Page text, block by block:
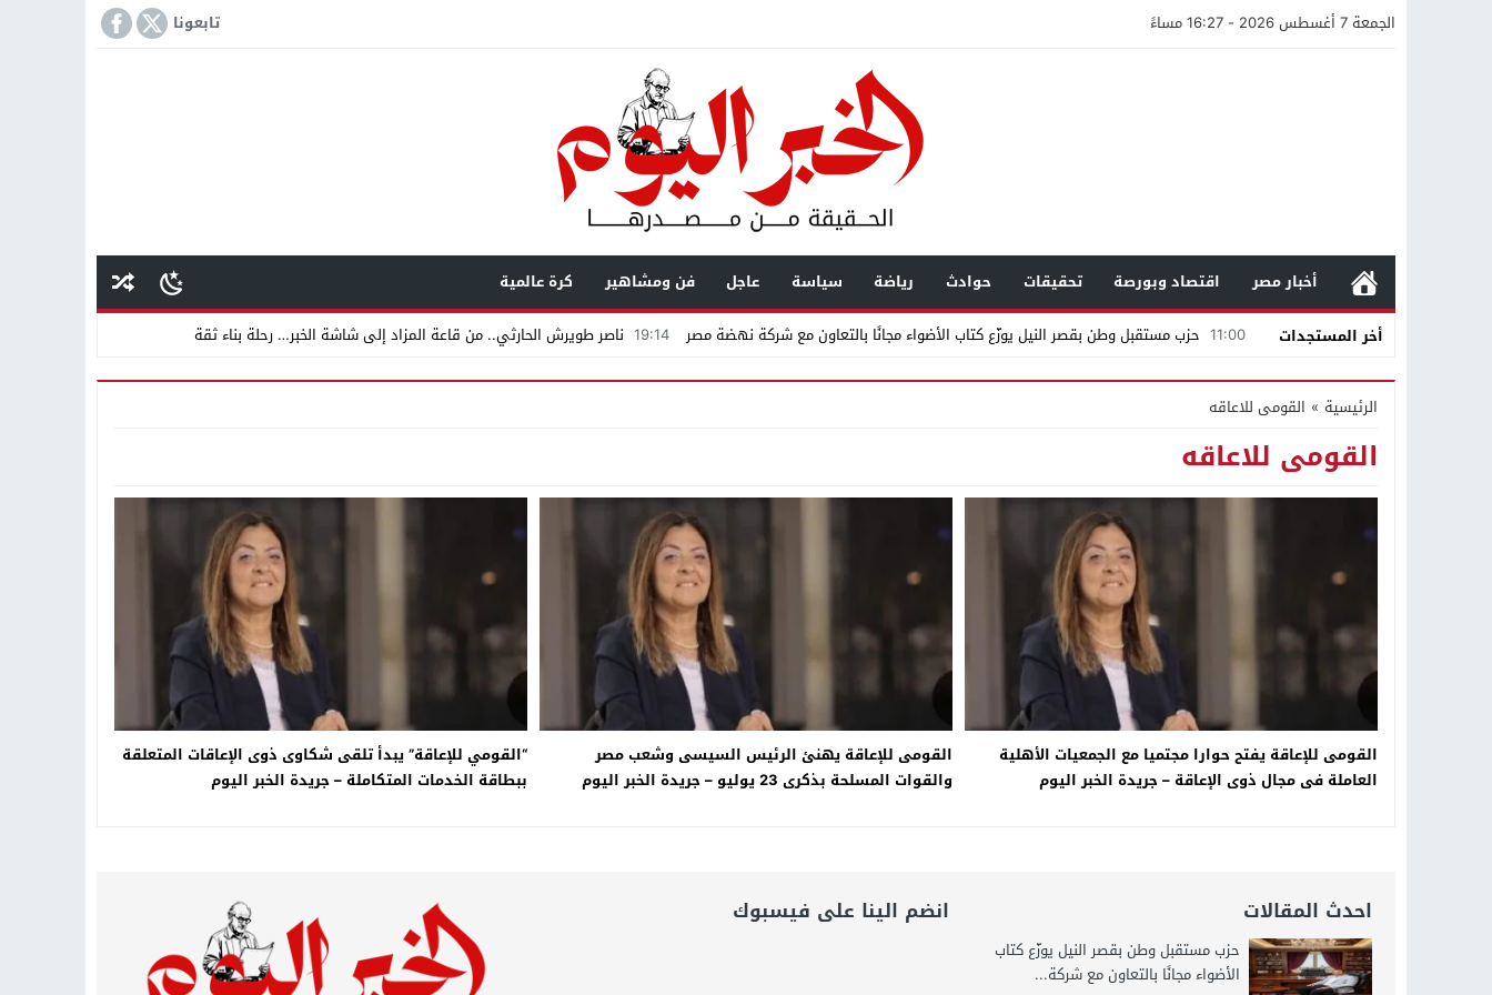
الجمعة 7 أغسطس 2026 - 16:27 مساءً تابعونا
أخبار مصر اقتصاد وبورصة تحقيقات حوادث رياضة سياسة عاجل فن ومشاهير
كرة عالمية
أخر المستجدات
11:00 حزب مستقبل وطن بقصر النيل يوزّع كتاب الأضواء مجانًا بالتعاون مع شركة نهضة مصر 19:14 ناصر طويرش الحارثي.. من قاعة المزاد إلى شاشة الخبر… رحلة بناء ثقة
12:47 مستندات قطرية تكشف استمرار محاكمة «إمبراطور الأراضى» بمغاغة فى قضية رشوة واختلاس
21:40
16:20 من عامل بناء إلى إمبراطور الأراضى.. تساؤلات حول ثروة حمادة قطب وشراكاته المثيرة للجدل فى مغاغة
18:16 وليد منصور يتفاوض مع نجمة «العشق الممنوع» بيرين سات للمشاركة فى فيلم «ميلانو»
د. جمال شعبان لطلاب الثانوية العامة: كلية الطب رسالة إنسانية.. ومن يحلم بأن يصبح مثل مجدى يعقوب عليه بالاجتهاد
خبير الذكاء الاصطناعي والأمن السيبرانى الدكتور رامى يسرى يكتب: كيف التهم الذكاء الاصطناعى واقتصاد الانتباه إرادتنا؟
الرئيسية » القومى للاعاقه
القومى للاعاقه
القومى للإعاقة يفتح حوارا مجتميا مع الجمعيات الأهلية
العاملة فى مجال ذوى الإعاقة – جريدة الخبر اليوم
القومى للإعاقة يهنئ الرئيس السيسى وشعب مصر
والقوات المسلحة بذكرى 23 يوليو – جريدة الخبر اليوم
“القومي للإعاقة” يبدأ تلقى شكاوى ذوى الإعاقات المتعلقة
ببطاقة الخدمات المتكاملة – جريدة الخبر اليوم
احدث المقالات
حزب مستقبل وطن بقصر النيل يوزّع كتاب
الأضواء مجانًا بالتعاون مع شركة...
انضم الينا على فيسبوك